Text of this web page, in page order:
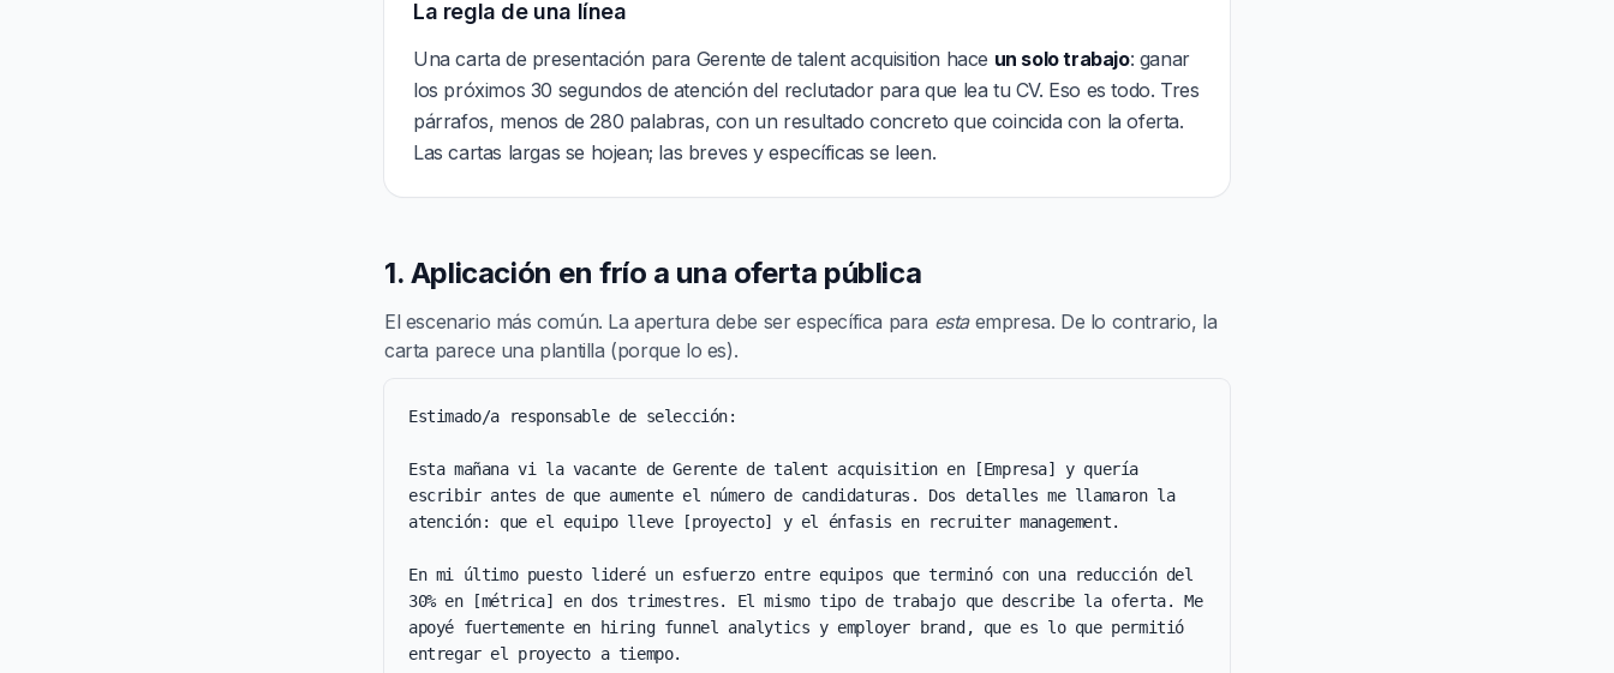
La regla de una línea
Una carta de presentación para Gerente de talent acquisition hace un solo trabajo: ganar
los próximos 30 segundos de atención del reclutador para que lea tu CV. Eso es todo. Tres
párrafos, menos de 280 palabras, con un resultado concreto que coincida con la oferta.
Las cartas largas se hojean; las breves y específicas se leen.
1. Aplicación en frío a una oferta pública
El escenario más común. La apertura debe ser específica para estaempresa. De lo contrario, la
carta parece una plantilla (porque lo es).
Estimado/a responsable de selección:
Esta mañana vi la vacante de Gerente de talent acquisition en [Empresa] y quería
escribir antes de que aumente el número de candidaturas. Dos detalles me llamaron la
atención: que el equipo lleve [proyecto] y el énfasis en recruiter management.
En mi último puesto lideré un esfuerzo entre equipos que terminó con una reducción del
30% en [métrica] en dos trimestres. El mismo tipo de trabajo que describe la oferta. Me
apoyé fuertemente en hiring funnel analytics y employer brand, que es lo que permitió
entregar el proyecto a tiempo.